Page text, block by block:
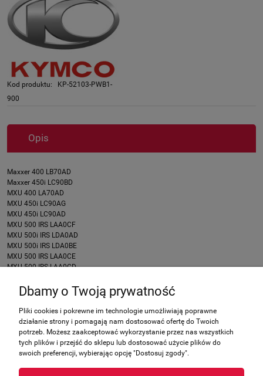
Kod produktu:
KP-52103-PWB1-
900
Opis
Maxxer 400 LB70AD
Maxxer 450i LC90BD
MXU 400 LA70AD
MXU 450i LC90AG
MXU 450i LC90AD
MXU 500 IRS LAA0CF
MXU 500i IRS LDA0AD
MXU 500i IRS LDA0BE
MXU 500 IRS LAA0CE
MXU 500 IRS LAA0CD
MXU 700 Exi LAADBE
Zakupy
Pomoc
Dbamy o Twoją prywatność
Pliki cookies i pokrewne im technologie umożliwiają poprawne
działanie strony i pomagają nam dostosować ofertę do Twoich
potrzeb. Możesz zaakceptować wykorzystanie przez nas wszystkich
tych plików i przejść do sklepu lub dostosować użycie plików do
swoich preferencji, wybierając opcję "Dostosuj zgody".